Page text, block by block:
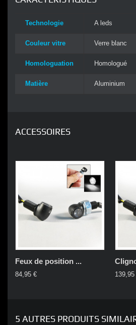
Technologie A leds
Couleur vitre Verre blanc
Homologuation Homologué
Matière Aluminium
ACCESSOIRES
Feux de position ...
84,95 € 139,95
5 AUTRES PRODUITS